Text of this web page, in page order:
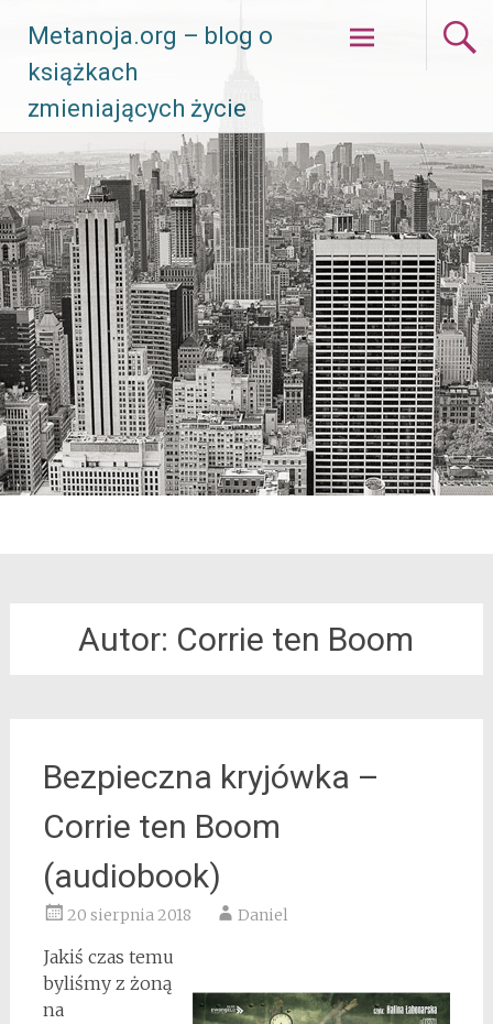
Metanoja.org – blog o
książkach
zmieniających życie
Skip
to
Autor: Corrie ten Boom
Bezpieczna kryjówka –
Corrie ten Boom
(audiobook)
20 sierpnia 2018 Daniel
Jakiś czas temu
byliśmy z żoną
na